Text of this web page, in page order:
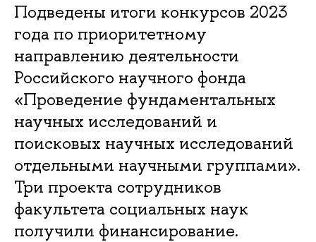
Подведены итоги конкурсов 2023
года по приоритетному
направлению деятельности
Российского научного фонда
«Проведение фундаментальных
научных исследований и
поисковых научных исследований
отдельными научными группами».
Три проекта сотрудников
факультета социальных наук
получили финансирование.